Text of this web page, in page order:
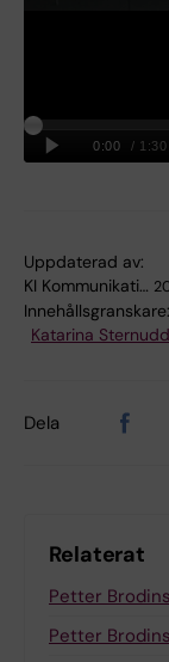
Uppdaterad av:
KI Kommunikati…
Innehållsgranskare:
Katarina Sternudd
Dela
Relaterat
Petter
Petter